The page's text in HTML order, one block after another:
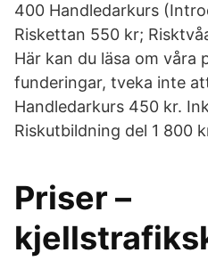
400 Handledarkurs
Riskettan 550 kr;
Här kan du läsa om våra
funderingar, tveka inte
Handledarkurs 450 kr.
Riskutbildning del 1 800
Priser –